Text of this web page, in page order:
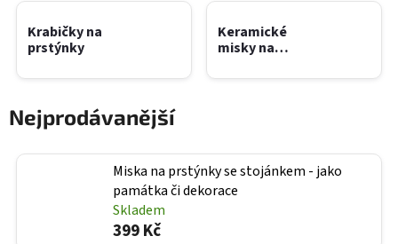
Krabičky na
prstýnky
Keramické
misky na
Nejprodávanější
Miska na prstýnky se stojánkem - jako
památka či dekorace
Skladem
399 Kč